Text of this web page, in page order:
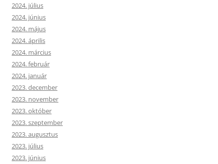
2024. július
2024. június
2024. május
2024. április
2024. március
2024. február
2024. január
2023. december
2023. november
2023. október
2023. szeptember
2023. augusztus
2023. július
2023. június